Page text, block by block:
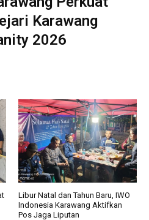
Karawang
2026
Libur Natal dan Tahun Baru, IWO
Indonesia Karawang Aktifkan
Pos Jaga Liputan